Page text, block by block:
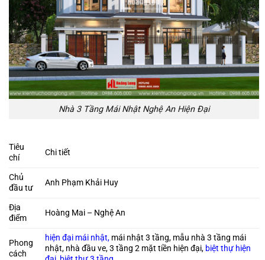
Nhà 3 Tầng Mái Nhật Nghệ An Hiện Đại
Tiêu
chí
Chi tiết
Chủ
đầu tư
Anh Phạm Khải Huy
Địa
điểm
Hoàng Mai – Nghệ An
Phong
cách
hiện đại mái nhật, mái nhật 3 tầng, mẫu nhà 3 tầng mái
nhật, nhà đầu ve, 3 tầng 2 mặt tiền hiện đại, biệt thự hiện